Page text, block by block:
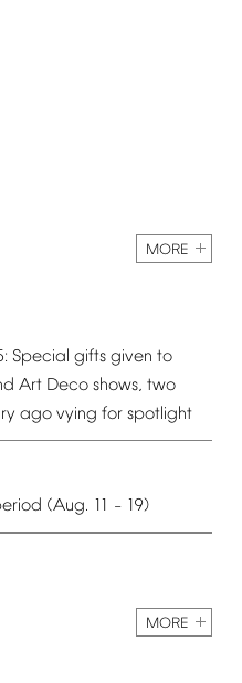
MORE
Special gifts given to
Art Deco shows, two
ago vying for spotlight
(Aug. 11 – 19)
MORE